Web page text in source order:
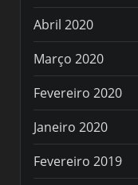
Abril 2020
Março 2020
Fevereiro 2020
Janeiro 2020
Fevereiro 2019